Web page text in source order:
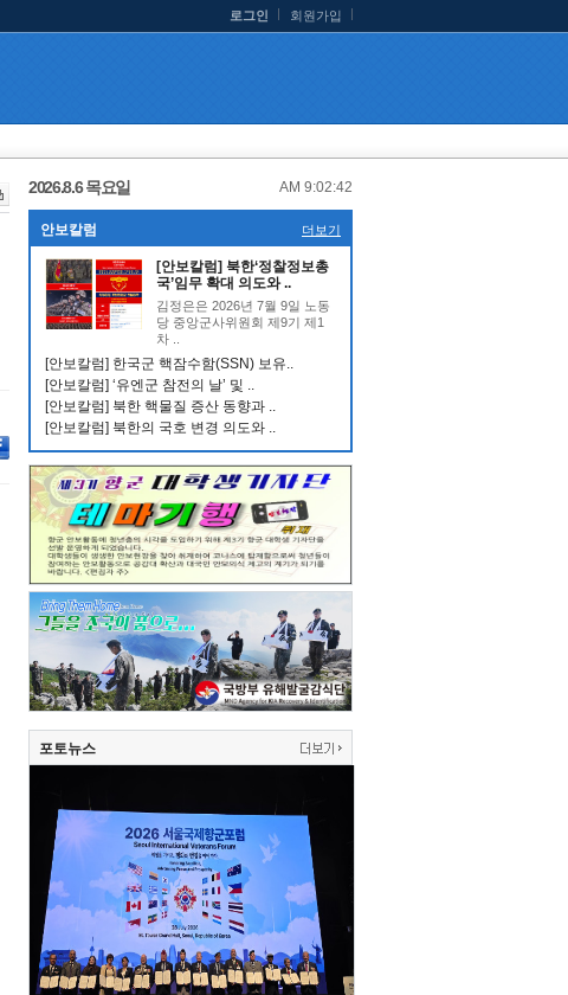
로그인 회원가입
2026.8.6 목요일 AM 9:02:42
안보칼럼 더보기
[안보칼럼] 북한‘정찰정보총
국’임무 확대 의도와 ..
김정은은 2026년 7월 9일 노동
당 중앙군사위원회 제9기 제1
차 ..
[안보칼럼] 한국군 핵잠수함(SSN) 보유..
[안보칼럼] ‘유엔군 참전의 날’ 및 ..
[안보칼럼] 북한 핵물질 증산 동향과 ..
[안보칼럼] 북한의 국호 변경 의도와 ..
포토뉴스